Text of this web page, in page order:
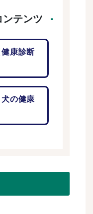
ンテンツ
康診断
の健康